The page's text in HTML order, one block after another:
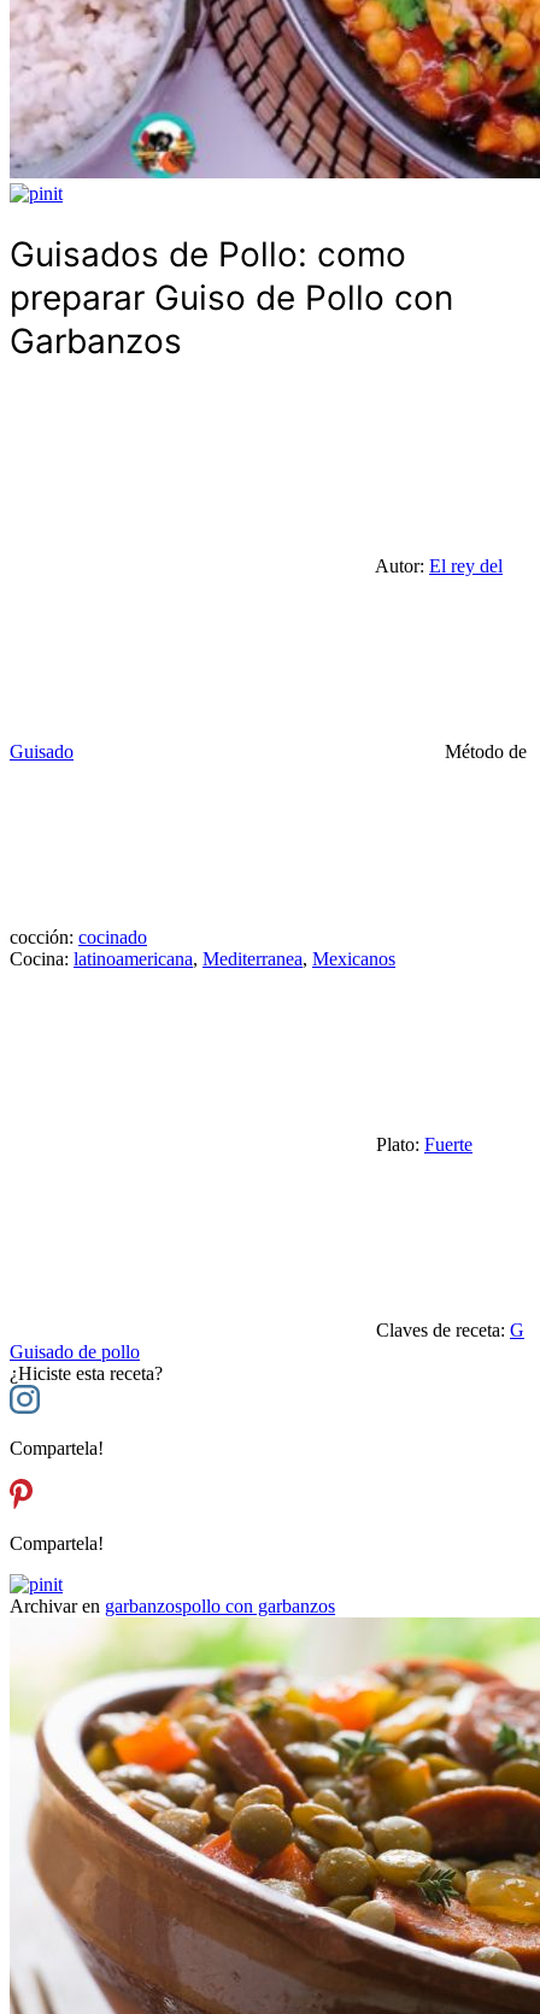
Guisados de Pollo: como
preparar Guiso de Pollo con
Garbanzos
Autor: El rey del
Guisado Método de
cocción: cocinado
Cocina: latinoamericana, Mediterranea, Mexicanos
Plato: Fuerte
Claves de receta: G
Guisado de pollo
¿Hiciste esta receta?
Compartela!
Compartela!
Archivar en garbanzospollo con garbanzos